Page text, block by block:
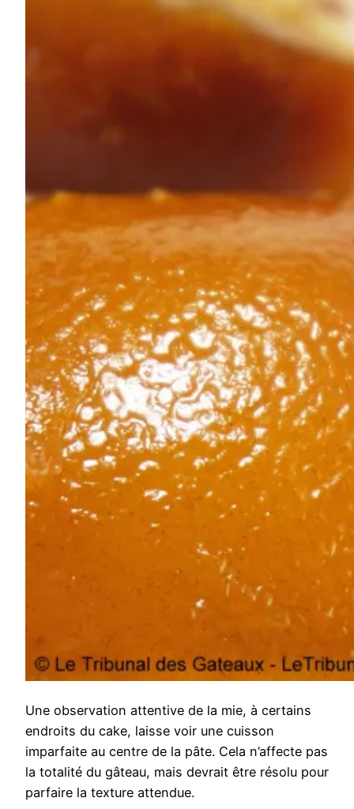
Une observation attentive de la mie, à certains
endroits du cake, laisse voir une cuisson
imparfaite au centre de la pâte. Cela n’affecte pas
la totalité du gâteau, mais devrait être résolu pour
parfaire la texture attendue.